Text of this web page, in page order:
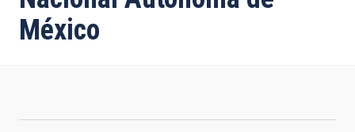
navegación
México